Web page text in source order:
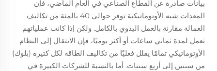
بيانات صادرة عن القطاع الصناعي في العام الماضي، فإن
المعدات شبه الأوتوماتيكية توفر حوالي 40 بالمئة من تكاليف
العمالة مقارنة بالعمل اليدوي بالكامل. ولكن إذا كانت عملياتهم
تعمل لمدة ثماني ساعات أو أكثر يوميًا، فإن الانتقال إلى النظام
الأوتوماتيكي تمامًا يقلل فعليًا من تكاليف الطاقة لكل كتيرة (بلوك)
من سنتين إلى أربع سنتات. أما بالنسبة للشركات الكبيرة في